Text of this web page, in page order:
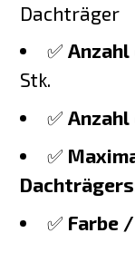
Dachträger
✅
Stk.
✅
✅
✅ Farbe